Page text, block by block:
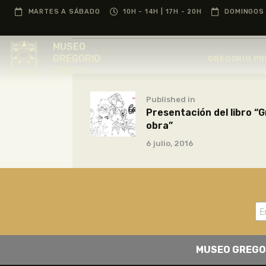
MARTES A SÁBADO 10H - 14H | 17H - 20H
MUSEO
Published in
Presentación del libro
obra”
6 julio, 2016
MUSEO